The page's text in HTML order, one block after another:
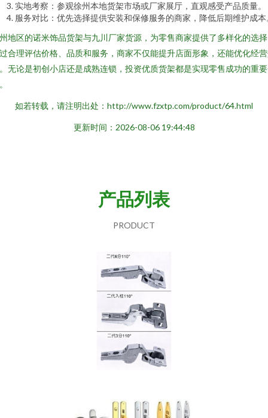
实地考察：参观徐州本地货架市场或厂家展厅，直观感受产品质量。
服务对比：优先选择提供安装和保修服务的商家，降低后期维护成本
地区的诺米饰品货架与九川厂家货源，为零售商家提供了多样化的选
合理评估价格、品质和服务，商家不仅能提升店面形象，还能优化经
无论是初创小店还是成熟连锁，投资优质货架都是实现零售成功的重
如若转载，请注明出处：http://www.fzxtp.com/product/64.html
更新时间：2026-08-06 19:44:48
产品列表
PRODUCT